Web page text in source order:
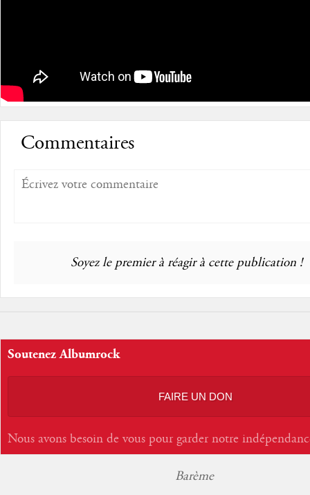
Commentaires
Soyez le premier à réagir à cette publication !
Soutenez Albumrock
FAIRE UN DON
Nous avons besoin de vous pour garder notre
Barème